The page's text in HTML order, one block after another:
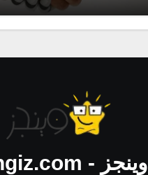
وينجز - wingiz.com